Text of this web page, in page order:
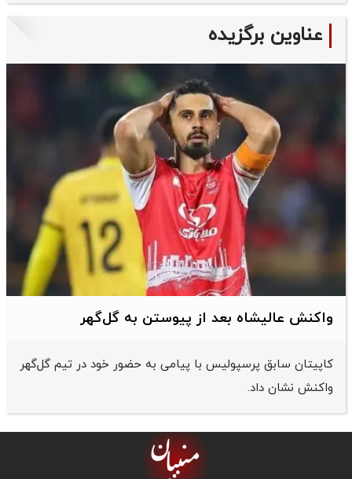
عناوین برگزیده
واکنش عالیشاه بعد از پیوستن به گل‌گهر
کاپیتان سابق پرسپولیس با پیامی به حضور خود در تیم گل‌گهر
واکنش نشان داد.